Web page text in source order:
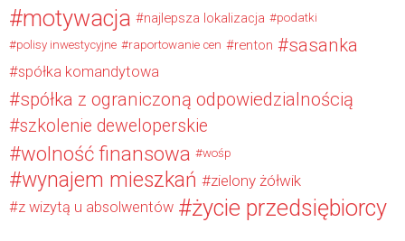
motywacja najlepsza lokalizacja
podatki
polisy inwestycyjne
raportowanie cen renton sasanka
spółka komandytowa
spółka z ograniczoną odpowiedzialnością
szkolenie deweloperskie
wolność finansowa wośp
wynajem mieszkań zielony żółwik
z wizytą u absolwentów życie przedsiębiorcy